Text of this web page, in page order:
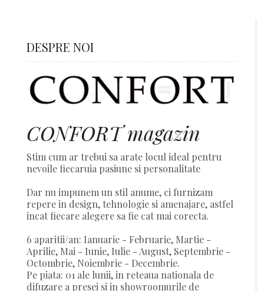
DESPRE NOI
CONFORT magazin
Stim cum ar trebui sa arate locul ideal pentru
nevoile fiecaruia pasiune si personalitate
Dar nu impunem un stil anume, ci furnizam
repere in design, tehnologie si amenajare, astfel
incat fiecare alegere sa fie cat mai corecta.
6 aparitii/an: Ianuarie - Februarie, Martie -
Aprilie, Mai - Iunie, Iulie - August, Septembrie -
Octombrie, Noiembrie - Decembrie.
Pe piata: 01 ale lunii, in reteaua nationala de
difuzare a presei si in showroomurile de